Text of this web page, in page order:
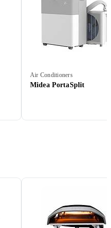
Air Conditioners
Midea PortaSplit